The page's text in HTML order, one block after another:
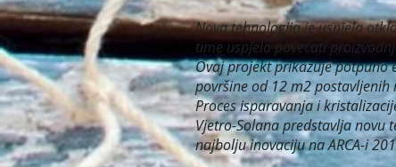
Nova tehnologija je uspjela
time uspjelo povećati
Ovaj projekt prikazuje potpuno
površine od 12 m2 postavljenih
Proces isparavanja i
Vjetro-Solana predstavlja novu
najbolju inovaciju na ARCA-i